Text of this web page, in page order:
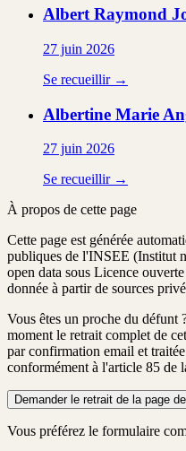
Albert Raymond
27 juin 2026
Se recueillir →
Albertine Marie
27 juin 2026
Se recueillir →
À propos de cette page
Cette page est générée
publiques de l'INSEE (Institut
open data sous Licence
donnée à partir de sources
Vous êtes un proche du défunt
moment le retrait complet de
par confirmation email et traitée
conformément à l'article 85 de
Demander le retrait de la page
Vous préférez le formulaire